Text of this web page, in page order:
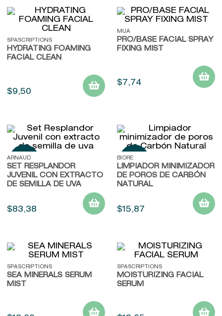
SPASCRIPTIONS
HYDRATING FOAMING
FACIAL CLEAN
$9,50
MUA
PRO/BASE FACIAL SPRAY
FIXING MIST
$ 7 , 74
ARNAUD
SET RESPLANDOR
JUVENIL CON EXTRACTO
DE SEMILLA DE UVA
$83,38
BIORE
LIMPIADOR MINIMIZADOR
DE POROS DE CARBÓN
NATURAL
$15,87
SPASCRIPTIONS
SEA MINERALS SERUM
MIST
SPASCRIPTIONS
MOISTURIZING FACIAL
SERUM